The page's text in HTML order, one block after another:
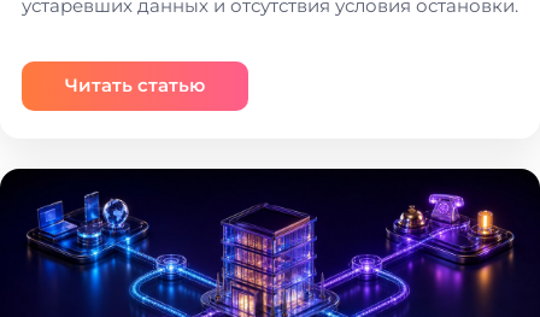
устаревших данных и отсутствия условия остановки.
Читать статью